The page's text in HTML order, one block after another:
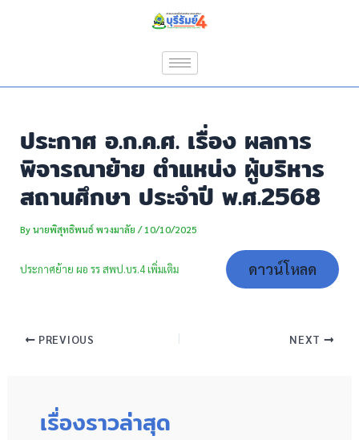
ประกาศ อ.ก.ค.ศ. เรื่อง ผลการ
พิจารณาย้าย ตำแหน่ง ผู้บริหาร
สถานศึกษา ประจำปี พ.ศ.2568
Byนายพิสุทธิพนธ์ พวงมาลัย/10/10/2025
ประกาศย้าย ผอ รร สพป.บร.4 เพิ่มเติม ดาวน์โหลด
PREVIOUS NEXT
เรื่องราวล่าสุด